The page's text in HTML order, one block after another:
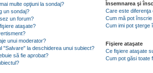
multe opţiuni la sondaj?
un sondaj?
un forum?
ataşate?
unui moderator?
"Salvare" la deschiderea unui subiect?
să fie aprobat?
Însemnarea şi
Care este
Cum mă pot
Cum imi pot şterge
Fişiere ataşate
Ce fişiere ataşate
Cum pot găsi toate